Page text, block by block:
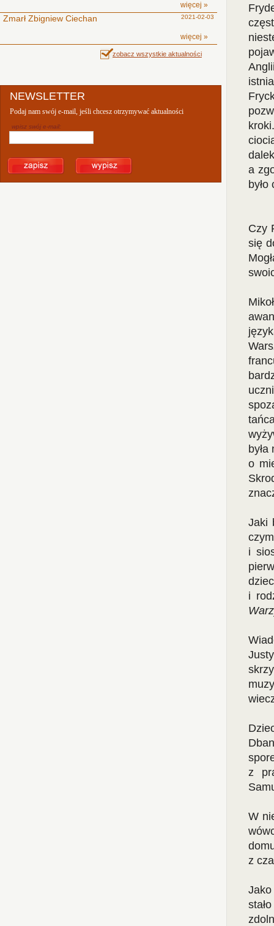
więcej »
Zmarł Zbigniew Ciechan 2021-02-03
więcej »
zobacz wszystkie aktualności
NEWSLETTER
Podaj nam swój e-mail, jeśli chcesz otrzymywać aktualności
wpisz swój e-mail:
a
Czy
się
o
Jaki
i
i
z
W
z